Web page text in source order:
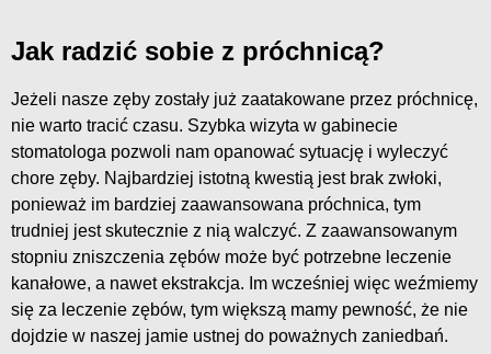
Jak radzić sobie z próchnicą?
Jeżeli nasze zęby zostały już zaatakowane przez próchnicę,
nie warto tracić czasu. Szybka wizyta w gabinecie
stomatologa pozwoli nam opanować sytuację i wyleczyć
chore zęby. Najbardziej istotną kwestią jest brak zwłoki,
ponieważ im bardziej zaawansowana próchnica, tym
trudniej jest skutecznie z nią walczyć. Z zaawansowanym
stopniu zniszczenia zębów może być potrzebne leczenie
kanałowe, a nawet ekstrakcja. Im wcześniej więc weźmiemy
się za leczenie zębów, tym większą mamy pewność, że nie
dojdzie w naszej jamie ustnej do poważnych zaniedbań.